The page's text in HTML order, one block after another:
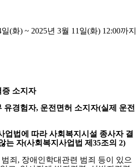
일(화) ~ 2025년 3월 11 일(화) 12:00까지
소지자
유경험자, 운전면허 소지자(실제 운전
업법에 따라 사회복지시설 종사자 결
는 자(사회복지사업법 제35조의2)
죄 , 장애인학대관련 범죄 등이 있으